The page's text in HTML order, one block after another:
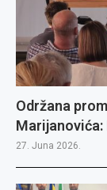
Održana
Marijanovića:
27. Juna 2026.